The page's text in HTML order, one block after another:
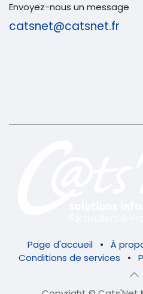
Envoyez-nous un message
catsnet@catsnet.fr
Page d'accueil • À
Conditions de services
•